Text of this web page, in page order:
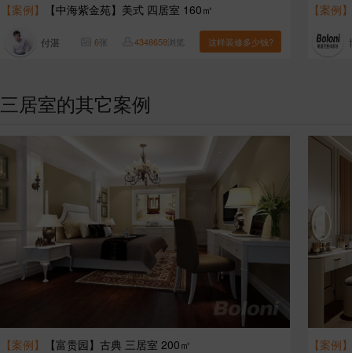
【案例】 【中海紫金苑】美式 四居室 160㎡
付湛 6张 4348658浏览 这样装修多少钱?
【案例】
三居室的其它案例
【案例】 【富贵园】古典 三居室 200㎡ 【案例】